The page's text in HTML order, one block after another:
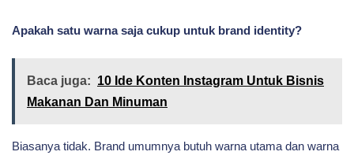
Apakah satu warna saja cukup untuk brand identity?
Baca juga: 10 Ide Konten Instagram Untuk Bisnis
Makanan Dan Minuman
Biasanya tidak. Brand umumnya butuh warna utama dan warna